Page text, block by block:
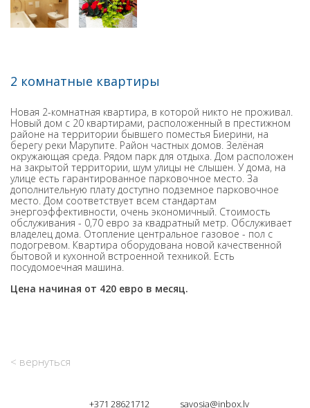
2 комнатные квартиры
Новая 2-комнатная квартира, в которой никто не проживал.
Новый дом с 20 квартирами, расположенный в престижном
районе на территории бывшего поместья Биерини, на
берегу реки Марупите. Район частных домов. Зелёная
окружающая среда. Рядом парк для отдыха. Дом расположен
на закрытой территории, шум улицы не слышен. У дома, на
улице есть гарантированное парковочное место. За
дополнительную плату доступно подземное парковочное
место. Дом соответствует всем стандартам
энергоэффективности, очень экономичный. Стоимость
обслуживания - 0,70 евро за квадратный метр. Обслуживает
владелец дома. Отопление центральное газовое - пол с
подогревом. Квартира оборудована новой качественной
бытовой и кухонной встроенной техникой. Есть
посудомоечная машина.
Цена начиная от 420 евро в месяц.
< вернуться
+371 28621712 savosia@inbox.lv